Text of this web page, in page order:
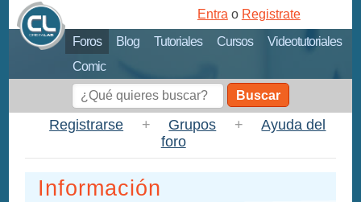
Foros Blog Tutoriales Cursos
Videotutoriales
Comic
Entra o Registrate
Buscar
Registrarse + Grupos +
Ayuda del
foro
Información